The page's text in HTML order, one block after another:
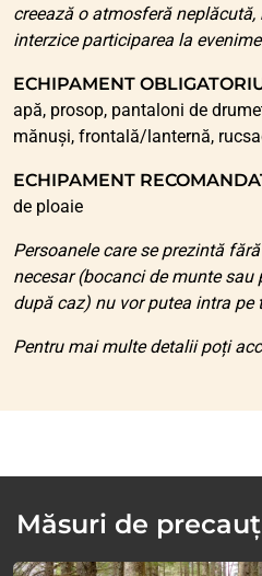
creează o atmosferă neplăcută,
interzice participarea la
ECHIPAMENT
apă, prosop, pantaloni de
mănuși, frontală/lanternă,
ECHIPAMENT
de ploaie
Persoanele care se prezintă fără
necesar (bocanci de munte
după caz) nu vor putea intra pe
Pentru mai multe detalii poți
Măsuri de